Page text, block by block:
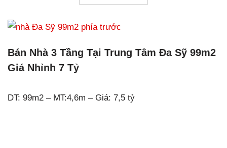
Bán Nhà 3 Tầng Tại Trung Tâm Đa Sỹ 99m2
Giá Nhỉnh 7 Tỷ
DT: 99m2 – MT:4,6m – Giá: 7,5 tỷ